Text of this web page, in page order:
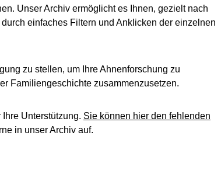
Unser Archiv ermöglicht es Ihnen, gezielt nach
einfaches Filtern und Anklicken der einzelnen
zu stellen, um Ihre Ahnenforschung zu
Familiengeschichte zusammenzusetzen.
Unterstützung. Sie können hier den fehlenden
in unser Archiv auf.